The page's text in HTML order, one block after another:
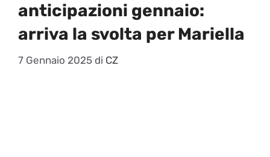
anticipazioni gennaio:
arriva la svolta per Mariella
7 Gennaio 2025 di CZ